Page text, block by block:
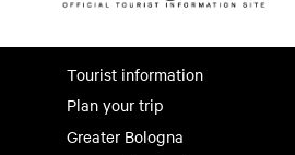
Tourist information
Plan your trip
Greater Bologna